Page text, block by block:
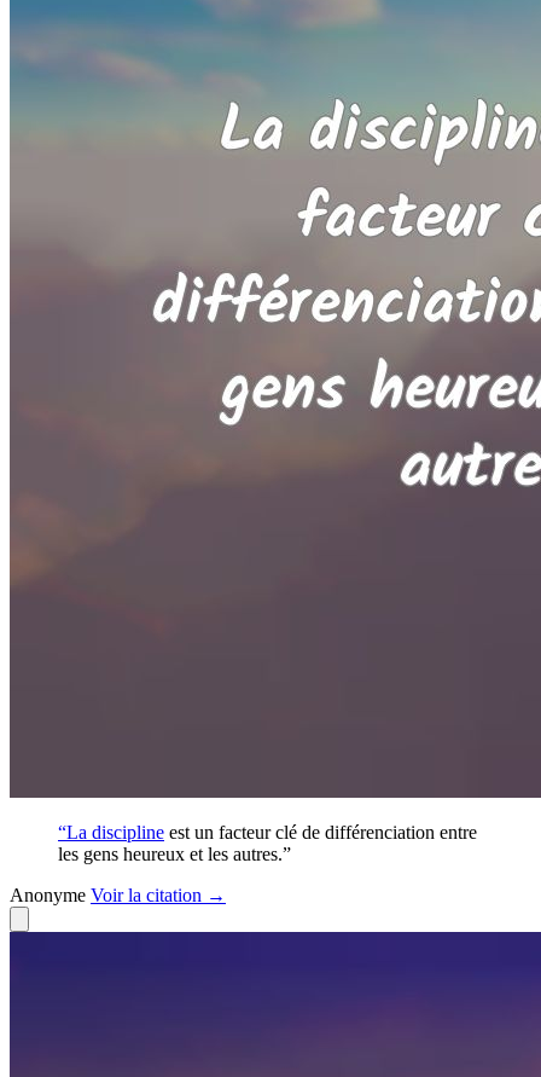
“La discipline est un facteur clé de différenciation entre
les gens heureux et les autres.”
Anonyme Voirla citation →